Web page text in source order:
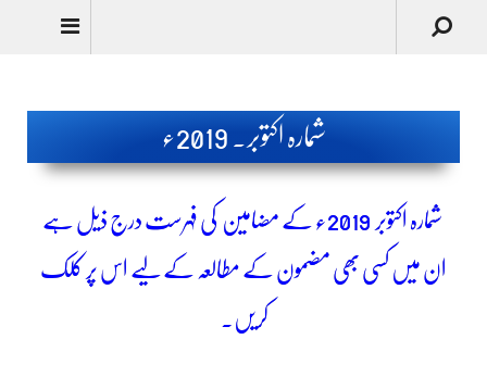
شمارہ اکتوبر۔ 2019ء
شمارہ اکتوبر 2019ء کے مضامین کی فہرست درج ذیل ہے
ان میں کسی بھی مضمون کے مطالعہ کے لیے اس پر کلک
کریں۔